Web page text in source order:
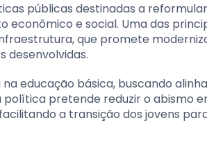
públicas destinadas a
e social. Uma das
que promete
desenvolvidas.
educação básica, buscando
pretende reduzir o abismo
a transição dos jovens